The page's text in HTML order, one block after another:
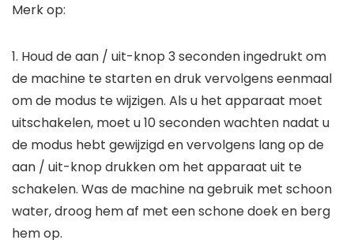
Merk op:
1. Houd de aan / uit-knop 3 seconden ingedrukt om
de machine te starten en druk vervolgens eenmaal
om de modus te wijzigen. Als u het apparaat moet
uitschakelen, moet u 10 seconden wachten nadat u
de modus hebt gewijzigd en vervolgens lang op de
aan / uit-knop drukken om het apparaat uit te
schakelen. Was de machine na gebruik met schoon
water, droog hem af met een schone doek en berg
hem op.